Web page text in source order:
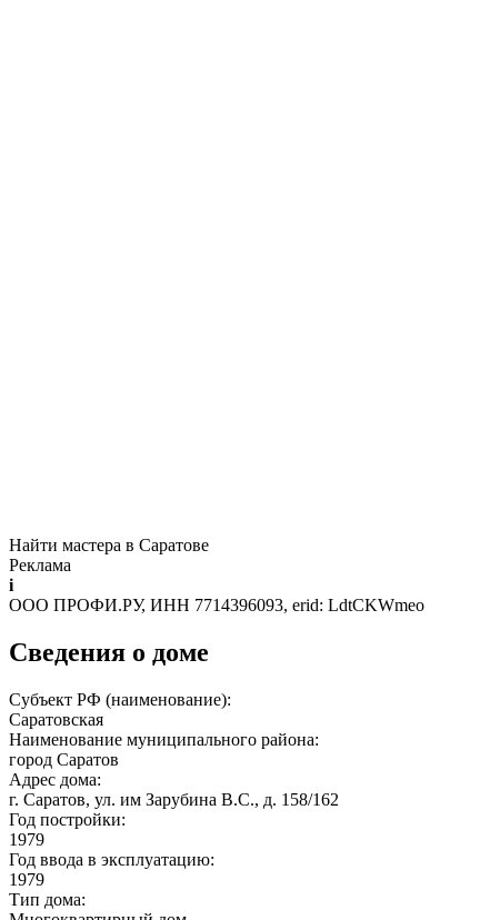
Найти мастера в Саратове
Реклама
i
ООО ПРОФИ.РУ, ИНН 7714396093, erid: LdtCKWmeo
Сведения о доме
Субъект РФ (наименование):
Саратовская
Наименование муниципального района:
город Саратов
Адрес дома:
г. Саратов, ул. им Зарубина В.С., д. 158/162
Год постройки:
1979
Год ввода в эксплуатацию:
1979
Тип дома: